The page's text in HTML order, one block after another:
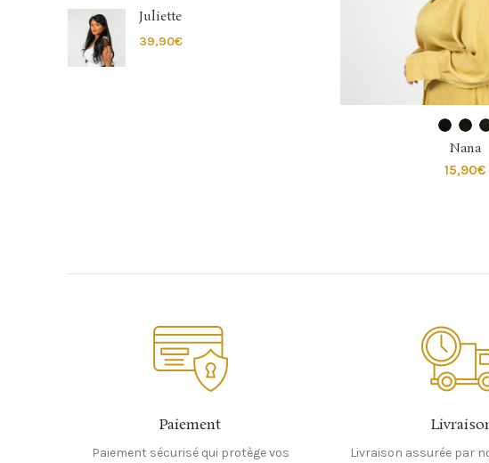
Juliette
€
SELECT
Nana
€
Paiement
Paiement sécurisé qui protège vos
Livraison assurée par